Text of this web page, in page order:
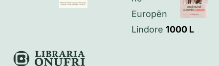
Europën
Lindore 1000 L